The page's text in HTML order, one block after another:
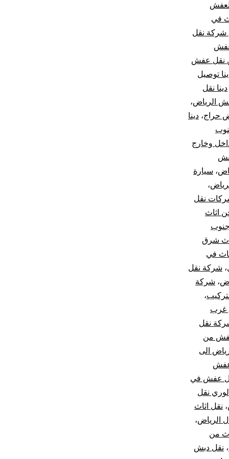
في
شركة نقل
نقل عفش
توصيل
دينا نقل
الرياض،
حراج، دينا
وخارج
، سيارة
،
نقل
اثاث
شرق
في
، شركة نقل
، شركة
،
غرب
نقل
من
الى
عفش في
لوري نقل
، نقل اثاث
الرياض،
من
، نقل دبش